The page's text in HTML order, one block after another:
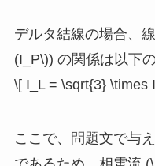
デルタ結線の場合、
(I_P\)) の関係は以下
\[ I_L = \sqrt{3} \times
ここで、問題文で与